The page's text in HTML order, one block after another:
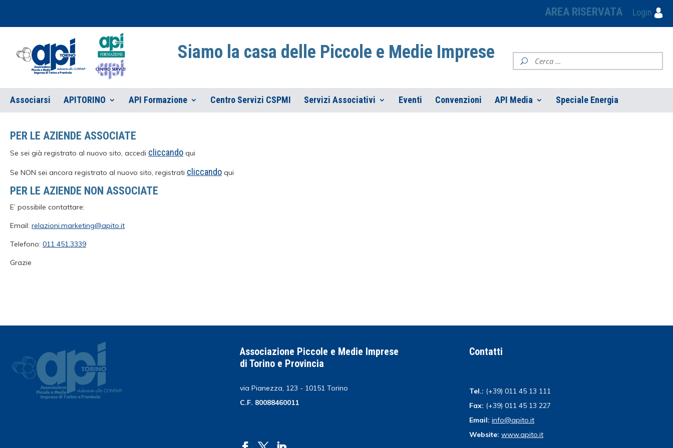
AREA RISERVATA Login
Siamo la casa delle Piccole e Medie Imprese
Associarsi APITORINO API Formazione Centro Servizi CSPMI Servizi Associativi Eventi Convenzioni API Media Speciale Energia
PER LE AZIENDE ASSOCIATE
Se sei già registrato al nuovo sito, accedi cliccando qui
Se NON sei ancora registrato al nuovo sito, registrati cliccando qui
PER LE AZIENDE NON ASSOCIATE
E’ possibile contattare:
Email: relazioni.marketing@apito.it
Telefono: 011 451.3339
Grazie
Associazione Piccole e Medie Imprese
di Torino e Provincia
via Pianezza, 123 - 10151 Torino
C.F. 80088460011
Contatti
Tel.: (+39) 011 45 13 111
Fax: (+39) 011 45 13 227
Email: info@apito.it
Website: www.apito.it